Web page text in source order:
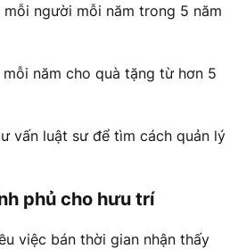
người mỗi năm trong 5 năm
năm cho quà tặng từ hơn 5
vấn luật sư để tìm cách quản lý
phủ cho hưu trí
việc bán thời gian nhận thấy